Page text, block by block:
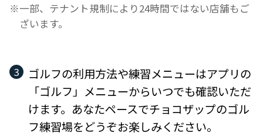
※一部、テナント規制により24時間ではない店舗もご
ざいます。
ゴルフの利用方法や練習メニューはアプリの
「ゴルフ」メニューからいつでも確認いただ
けます。あなたペースでチョコザップのゴル
フ練習場をどうぞお楽しみください。